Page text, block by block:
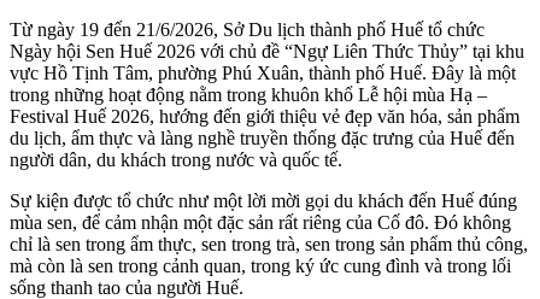
Từ ngày 19 đến 21/6/2026, Sở Du lịch thành phố Huế tổ chức
Ngày hội Sen Huế 2026 với chủ đề “Ngự Liên Thức Thủy” tại khu
vực Hồ Tịnh Tâm, phường Phú Xuân, thành phố Huế. Đây là một
trong những hoạt động nằm trong khuôn khổ Lễ hội mùa Hạ –
Festival Huế 2026, hướng đến giới thiệu vẻ đẹp văn hóa, sản phẩm
du lịch, ẩm thực và làng nghề truyền thống đặc trưng của Huế đến
người dân, du khách trong nước và quốc tế.
Sự kiện được tổ chức như một lời mời gọi du khách đến Huế đúng
mùa sen, để cảm nhận một đặc sản rất riêng của Cố đô. Đó không
chỉ là sen trong ẩm thực, sen trong trà, sen trong sản phẩm thủ công,
mà còn là sen trong cảnh quan, trong ký ức cung đình và trong lối
sống thanh tao của người Huế.